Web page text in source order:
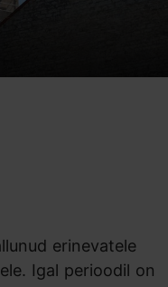
erinevatele
Igal perioodil on